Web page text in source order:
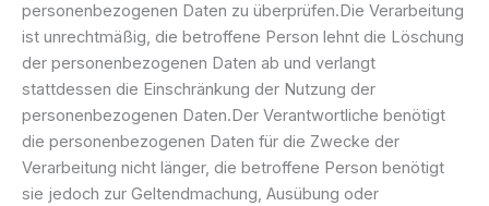
personenbezogenen Daten zu überprüfen.Die Verarbeitung
ist unrechtmäßig, die betroffene Person lehnt die Löschung
der personenbezogenen Daten ab und verlangt
stattdessen die Einschränkung der Nutzung der
personenbezogenen Daten.Der Verantwortliche benötigt
die personenbezogenen Daten für die Zwecke der
Verarbeitung nicht länger, die betroffene Person benötigt
sie jedoch zur Geltendmachung, Ausübung oder